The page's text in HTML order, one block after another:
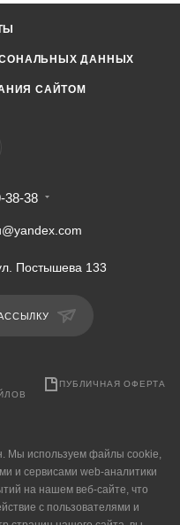
ДАННЫХ
САЙТОМ
38-38
Постышева 133
ПУБЛИЧНАЯ ОФЕРТА
Мы используем файлы cookie,
и сервисами web-аналитики
на нашем веб-сайте, что
с пользователями и